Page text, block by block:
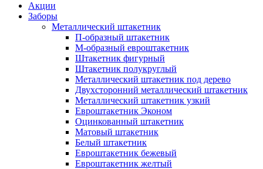
Акции
Заборы
Металлический штакетник
П-образный штакетник
М-образный евроштакетник
Штакетник фигурный
Штакетник полукруглый
Металлический штакетник под дерево
Двухсторонний металлический штакетник
Металлический штакетник узкий
Евроштакетник Эконом
Оцинкованный штакетник
Матовый штакетник
Белый штакетник
Евроштакетник бежевый
Евроштакетник желтый